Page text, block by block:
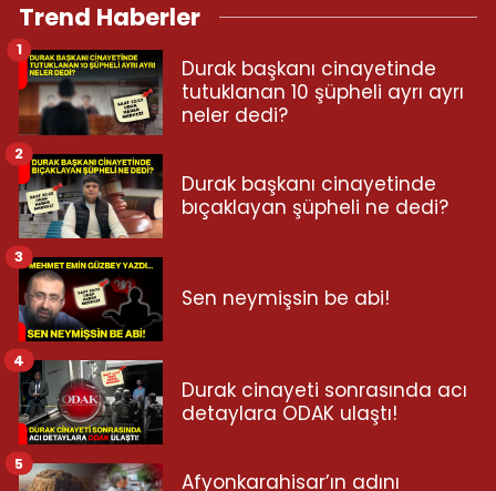
Trend Haberler
Durak başkanı cinayetinde
tutuklanan 10 şüpheli ayrı ayrı
neler dedi?
1
Durak başkanı cinayetinde
bıçaklayan şüpheli ne dedi?
2
Sen neymişsin be abi!
3
Durak cinayeti sonrasında acı
detaylara ODAK ulaştı!
4
Afyonkarahisar’ın adını
5